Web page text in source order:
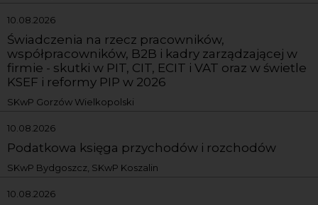
10.08.2026
Świadczenia na rzecz pracowników,
współpracowników, B2B i kadry zarządzającej w
firmie - skutki w PIT, CIT, ECIT i VAT oraz w świetle
KSEF i reformy PIP w 2026
SKwP Gorzów Wielkopolski
10.08.2026
Podatkowa księga przychodów i rozchodów
SKwP Bydgoszcz, SKwP Koszalin
10.08.2026